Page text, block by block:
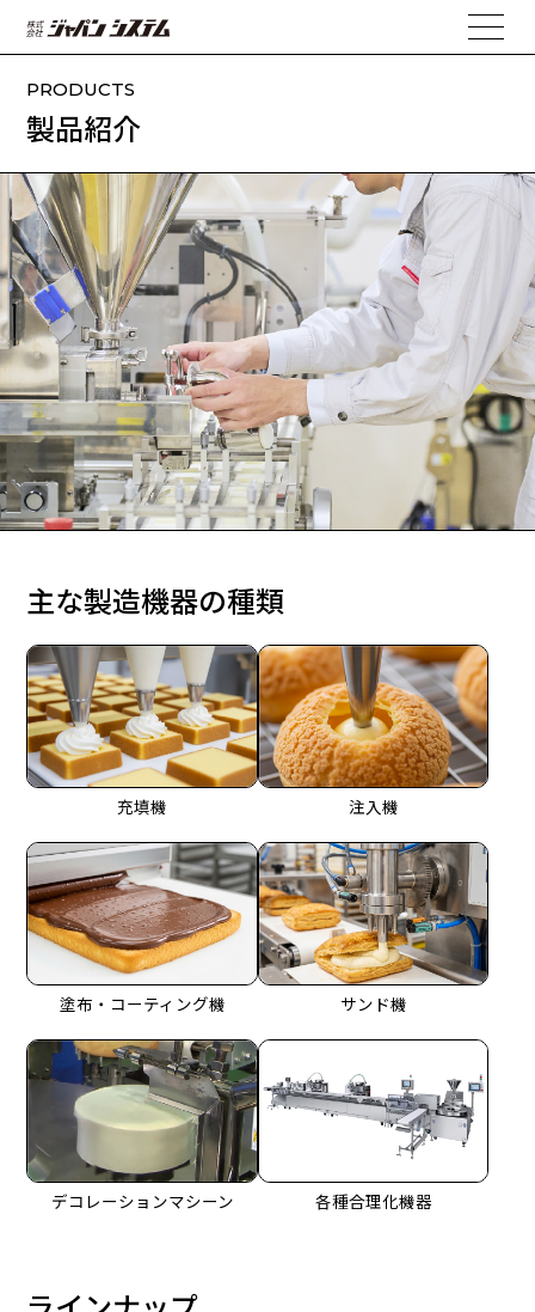
PRODUCTS
製品紹介
主な製造機器の種類
充填機 注入機
塗布・コーティング機 サンド機
デコレーションマシーン 各種合理化機器